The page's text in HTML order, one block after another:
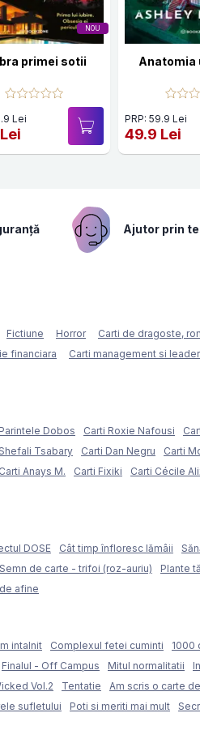
NOU
primei sotii
Lei
Anatomia
PRP: 59.9 Lei
49.9 Lei
Ajutor prin
Fictiune Horror Carti de dragoste,
financiara Carti management si
Dobos Carti Roxie Nafousi
Tsabary Carti Dan Negru Carti
Carti Anays M. Carti Fixiki Carti Cécile
DOSE Cât timp înfloresc lămâii
Semn de carte - trifoi (roz-auriu) Plante
afine
intalnit Complexul fetei cuminti
1000
Finalul - Off Campus Mitul normalitatii
Vol.2 Tentatie Am scris o carte
sufletului Poti si meriti mai mult